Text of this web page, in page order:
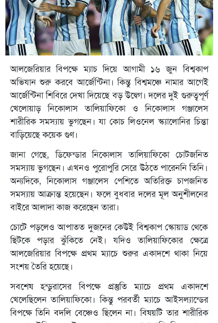
আলজেরিয়ার বিপক্ষে ম্যাচ দিয়ে আগামী ১৬ জুন বিশ্বকাপ
অভিযান শুরু করবে আর্জেন্টিনা। কিন্তু বিশ্বমঞ্চে নামার আগেই
আর্জেন্টিনা শিবিরে দেখা দিয়েছে বড় উদ্বেগ। দলের দুই গুরুত্বপূর্ণ
খেলোয়াড় নিকোলাস তালিয়াফিকো ও নিকোলাস গঞ্জালেস
শারীরিক সমস্যায় ভুগছেন। যা কোচ লিওনেল স্ক্যালোনির চিন্তা
বাড়িয়েছে কয়েক গুণ।
জানা গেছে, ডিফেন্ডার নিকোলাস তালিয়াফিকো চোটজনিত
সমস্যায় ভুগছেন। এখনও পুরোপুরি সেরে উঠতে পারেননি তিনি।
অন্যদিকে, নিকোলাস গঞ্জালেস পেশিতে অতিরিক্ত চাপজনিত
সমস্যায় আক্রান্ত হয়েছেন। ফলে বুধবার দলের মূল অনুশীলনের
বাইরে আলাদা কাজ করেছেন তারা।
চোটে পড়লেও আপাতত দুজনের কেউই বিশ্বকাপ স্কোয়াড থেকে
ছিটকে পড়ার ঝুঁকিতে নেই। যদিও তালিয়াফিকোর ক্ষেত্রে
আলজেরিয়ার বিপক্ষে প্রথম ম্যাচে শুরুর একাদশে থাকা নিয়ে
সংশয় তৈরি হয়েছে।
সবশেষ হন্ডুরাসের বিপক্ষে প্রস্তুতি ম্যাচে প্রথম একাদশে
খেলেছিলেন তালিয়াফিকো। কিন্তু পরবর্তী ম্যাচে আইসল্যান্ডের
বিপক্ষে তিনি বদলি বেঞ্চেও ছিলেন না। বিষয়টি তার শারীরিক